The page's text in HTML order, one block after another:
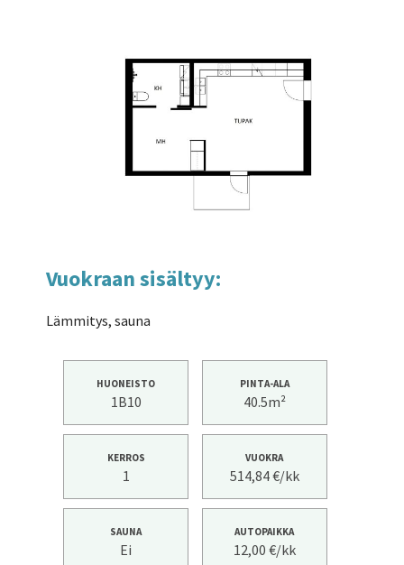
Vuokraan sisältyy:
Lämmitys, sauna
HUONEISTO
1B10
PINTA-ALA
40.5m²
KERROS
1
VUOKRA
514,84 €/kk
SAUNA
Ei
AUTOPAIKKA
12,00 €/kk